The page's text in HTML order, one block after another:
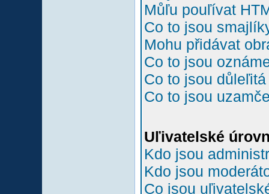
Můľu pouľívat
Co to jsou
Mohu přidávat
Co to jsou
Co to jsou
Co to jsou
Uľivatelské
Kdo jsou
Kdo jsou
Co jsou